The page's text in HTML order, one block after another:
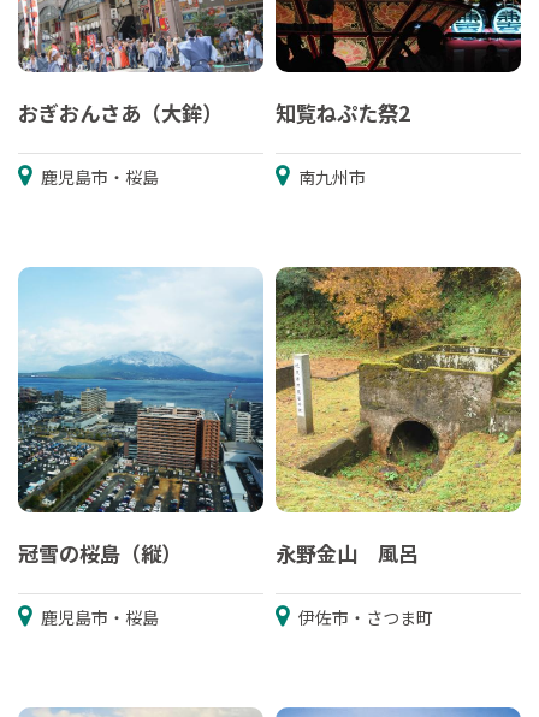
おぎおんさあ（大鉾）
鹿児島市・桜島
知覧ねぷた祭2
南九州市
冠雪の桜島（縦）
鹿児島市・桜島
永野金山 風呂
伊佐市・さつま町